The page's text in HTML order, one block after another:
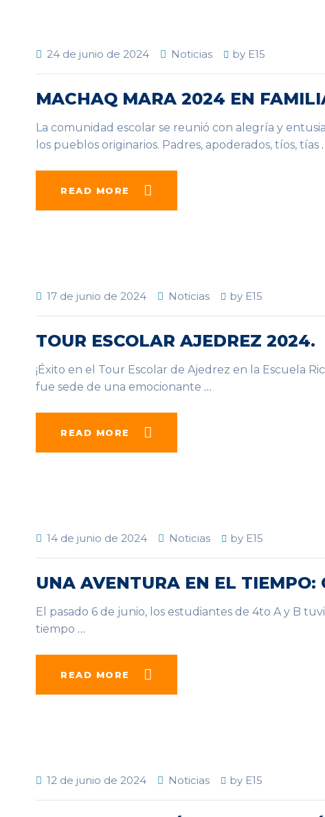
24 de junio de 2024 Noticias by E15
MACHAQ MARA 2024 EN
La comunidad escolar se reunió con alegría y
los pueblos originarios. Padres, apoderados, tíos, tías
READ MORE
17 de junio de 2024 Noticias by E15
TOUR ESCOLAR AJEDREZ 2024.
¡Éxito en el Tour Escolar de Ajedrez en la Escuela
fue sede de una emocionante …
READ MORE
14 de junio de 2024 Noticias by E15
UNA AVENTURA EN EL TIEMPO:
El pasado 6 de junio, los estudiantes de 4to A y B
tiempo …
READ MORE
12 de junio de 2024 Noticias by E15